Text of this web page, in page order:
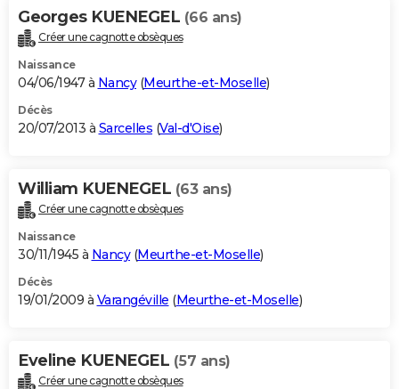
Georges KUENEGEL (66 ans)
Créer une cagnotte obsèques
Naissance
04/06/1947 à Nancy(Meurthe-et-Moselle)
Décès
20/07/2013 à Sarcelles (Val-d'Oise)
William KUENEGEL (63 ans)
Créer une cagnotte obsèques
Naissance
30/11/1945 à Nancy(Meurthe-et-Moselle)
Décès
19/01/2009 à Varangéville (Meurthe-et-Moselle)
Eveline KUENEGEL (57 ans)
Créer une cagnotte obsèques